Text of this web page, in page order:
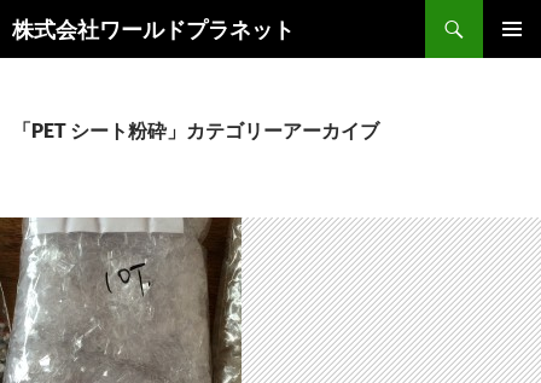
株式会社ワールドプラネット
検
索
ン
キ
ッ
プ
「PET シート粉砕」カテゴリーアーカイブ